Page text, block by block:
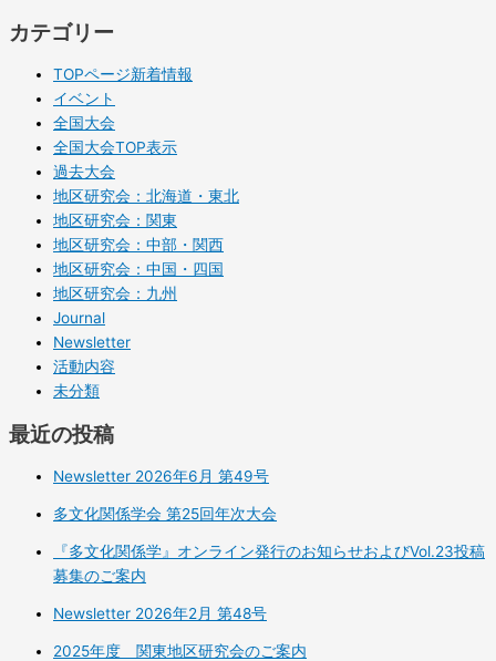
カテゴリー
TOPページ新着情報
イベント
全国大会
全国大会TOP表示
過去大会
地区研究会：北海道・東北
地区研究会：関東
地区研究会：中部・関西
地区研究会：中国・四国
地区研究会：九州
Journal
Newsletter
活動内容
未分類
最近の投稿
Newsletter 2026年6月 第49号
多文化関係学会 第25回年次大会
『多文化関係学』オンライン発行のお知らせおよびVol.23投稿
募集のご案内
Newsletter 2026年2月 第48号
2025年度 関東地区研究会のご案内